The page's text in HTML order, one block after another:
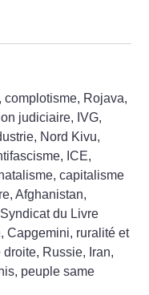
complotisme, Rojava,
judiciaire, IVG,
Nord Kivu,
ICE,
capitalisme
Afghanistan,
du Livre
Capgemini, ruralité et
droite, Russie, Iran,
peuple same